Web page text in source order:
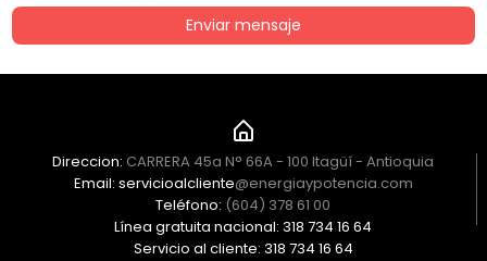
Enviar mensaje
Direccion: CARRERA 45a N° 66A - 100 Itagüí - Antioquia
Email: servicioalcliente@energiaypotencia.com
Teléfono: (604) 378 61 00
Línea gratuita nacional: 318 734 16 64
Servicio al cliente: 318 734 16 64